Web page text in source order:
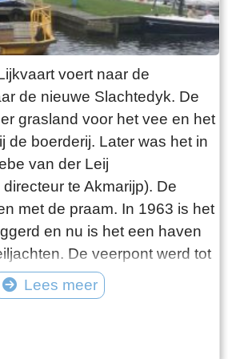
traditie wordt nog steeds
is de plek veranderd. Bakker
een telefoon. Als je wilde
terecht, of de bakker kwam bij
bericht voor je was. Je wist
was je opgegroeid en het
huis bestond uit behalve de
een woonkeuken,
een winkel. De kinderen
zolder. De oven van de
beginperiode verwarmd door
takken en turf. Later werd
door middel van een
voert naar de
de nieuwe Slachtedyk. De
grasland voor het vee en het
de boerderij. Later was het in
van der Leij
te Akmarijp). De
met de praam. In 1963 is het
en nu is het een haven
De veerpont werd tot
in Heeg gebruikt en is door
de havenmond aldaar uit de
Lees meer